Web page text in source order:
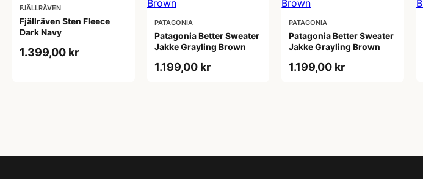
FJÄLLRÄVEN
Fjällräven Sten Fleece
Dark Navy
1.399,00 kr
PATAGONIA
Patagonia Better Sweater
Jakke Grayling Brown
1.199,00 kr
PATAGONIA
Patagonia Better Sweater
Jakke Grayling Brown
1.199,00 kr